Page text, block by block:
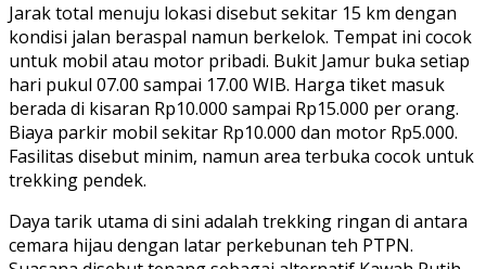
Jarak total menuju lokasi disebut sekitar 15 km dengan
kondisi jalan beraspal namun berkelok. Tempat ini cocok
untuk mobil atau motor pribadi. Bukit Jamur buka setiap
hari pukul 07.00 sampai 17.00 WIB. Harga tiket masuk
berada di kisaran Rp10.000 sampai Rp15.000 per orang.
Biaya parkir mobil sekitar Rp10.000 dan motor Rp5.000.
Fasilitas disebut minim, namun area terbuka cocok untuk
trekking pendek.
Daya tarik utama di sini adalah trekking ringan di antara
cemara hijau dengan latar perkebunan teh PTPN.